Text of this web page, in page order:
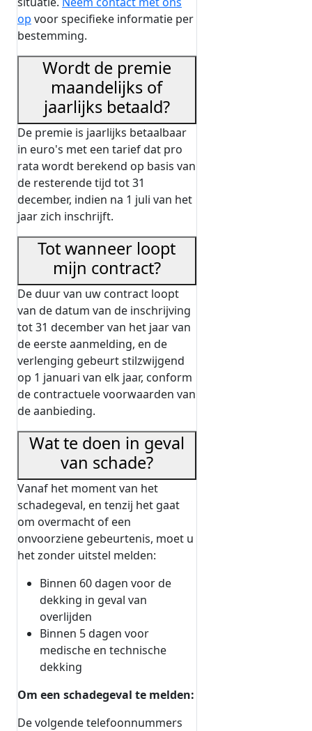
op voor specifieke informatie per
bestemming.
Wordt de premie
maandelijks of
jaarlijks betaald?
De premie is jaarlijks betaalbaar
in euro's met een tarief dat pro
rata wordt berekend op basis van
de resterende tijd tot 31
december, indien na 1 juli van het
jaar zich inschrijft.
Tot wanneer loopt
mijn contract?
De duur van uw contract loopt
van de datum van de inschrijving
tot 31 december van het jaar van
de eerste aanmelding, en de
verlenging gebeurt stilzwijgend
op 1 januari van elk jaar, conform
de contractuele voorwaarden van
de aanbieding.
Wat te doen in geval
van schade?
Vanaf het moment van het
schadegeval, en tenzij het gaat
om overmacht of een
onvoorziene gebeurtenis, moet u
het zonder uitstel melden:
Binnen 60 dagen voor de
dekking in geval van
overlijden
Binnen 5 dagen voor
medische en technische
dekking
Om een schadegeval te melden:
De volgende telefoonnummers